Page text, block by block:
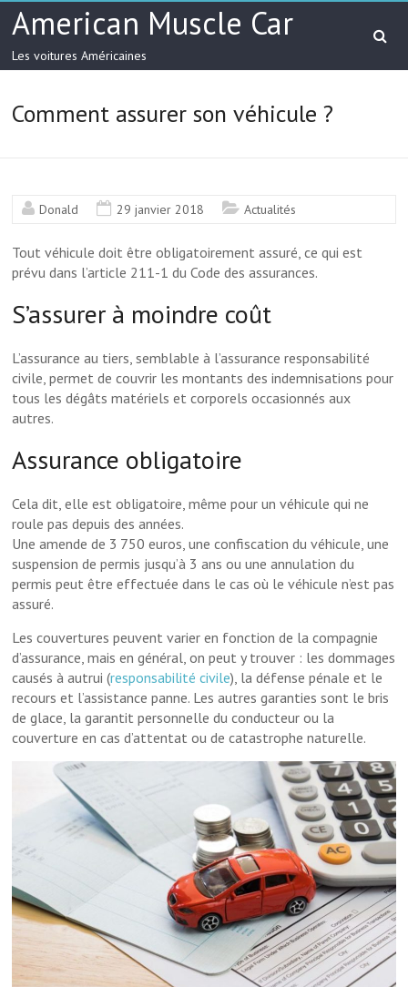
American Muscle Car
Les voitures Américaines
Comment assurer son véhicule ?
Donald 29 janvier 2018 Actualités
Tout véhicule doit être obligatoirement assuré, ce qui est
prévu dans l’article 211-1 du Code des assurances.
S’assurer à moindre coût
L’assurance au tiers, semblable à l’assurance responsabilité
civile, permet de couvrir les montants des indemnisations pour
tous les dégâts matériels et corporels occasionnés aux
autres.
Assurance obligatoire
Cela dit, elle est obligatoire, même pour un véhicule qui ne
roule pas depuis des années.
Une amende de 3 750 euros, une confiscation du véhicule, une
suspension de permis jusqu’à 3 ans ou une annulation du
permis peut être effectuée dans le cas où le véhicule n’est pas
assuré.
Les couvertures peuvent varier en fonction de la compagnie
d’assurance, mais en général, on peut y trouver : les dommages
causés à autrui (responsabilité civile), la défense pénale et le
recours et l’assistance panne. Les autres garanties sont le bris
de glace, la garantit personnelle du conducteur ou la
couverture en cas d’attentat ou de catastrophe naturelle.